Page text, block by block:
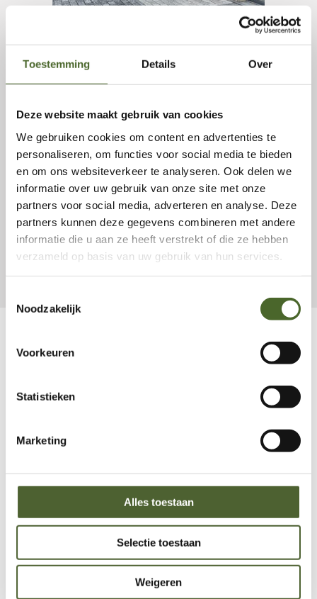
Toestemming Details Over
Deze website maakt gebruik van cookies
We gebruiken cookies om content en advertenties te
personaliseren, om functies voor social media te bieden
en om ons websiteverkeer te analyseren. Ook delen we
informatie over uw gebruik van onze site met onze
partners voor social media, adverteren en analyse. Deze
partners kunnen deze gegevens combineren met andere
informatie die u aan ze heeft verstrekt of die ze hebben
verzameld op basis van uw gebruik van hun services.
Noodzakelijk
Voorkeuren
Statistieken
Marketing
Alles toestaan
Selectie toestaan
Weigeren
Showtuin Etten-Leur
Meer referenties
20 jaar ervaring